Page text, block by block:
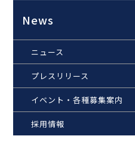
News
ニュース
プレスリリース
イベント・各種募集案内
採用情報